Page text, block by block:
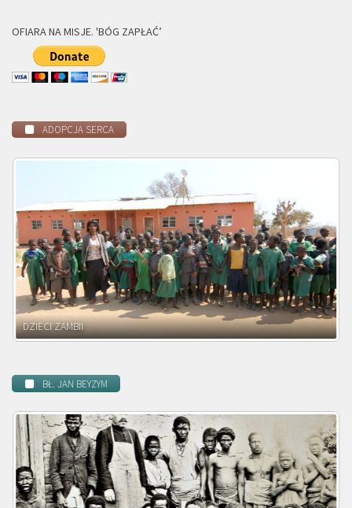
OFIARA NA MISJE. 'BÓG ZAPŁAĆ’
ADOPCJA SERCA
DZIECI ZAMBII
BŁ. JAN BEYZYM